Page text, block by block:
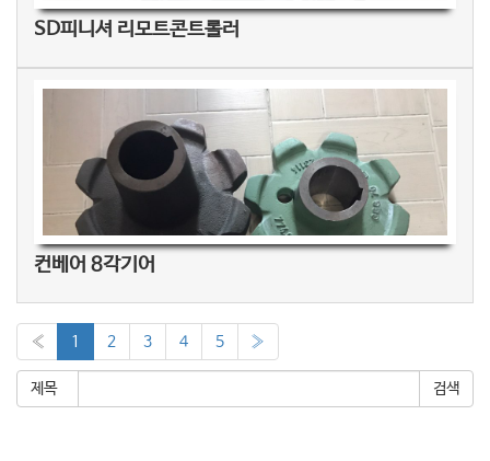
SD피니셔 리모트콘트롤러
컨베어 8각기어
« 1 2 3 4 5 »
제목